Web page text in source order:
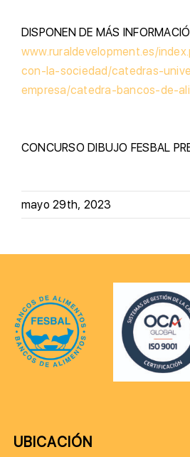
DISPONEN DE MÁS
www.ruraldevelopment.es/
con-la-sociedad/catedras-
empresa/catedra-bancos-de-
CONCURSO DIBUJO FESBAL
mayo 29th, 2023
UBICACIÓN